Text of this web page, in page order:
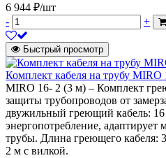
6 944 ₽/шт
-
+
Быстрый просмотр
Комплект кабеля на трубу MIRO
MIRO 16- 2 (3 м) – Комплект
защиты трубопроводов от
двужильный греющий кабель:
энергопотребление, адаптирует
трубы. Длина греющего кабеля:
2 м с вилкой.